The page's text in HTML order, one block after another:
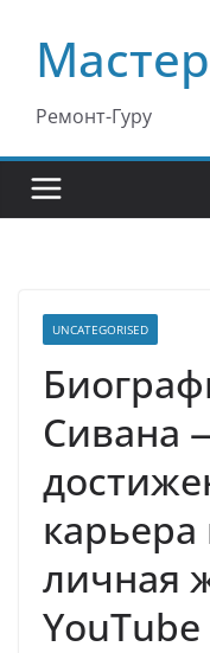
содержимому
Ремонт-Гуру
UNCATEGORISED
Сивана
карьера
личная
YouTube